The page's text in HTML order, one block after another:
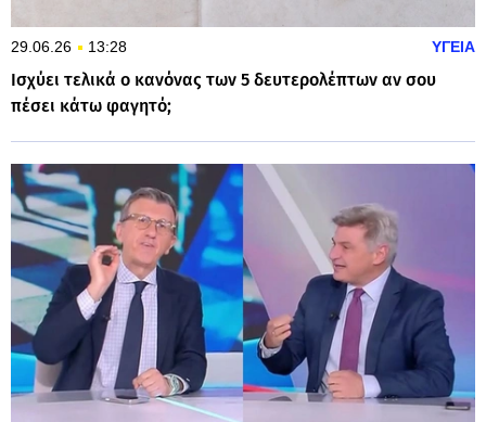
29.06.26 13:28 ΥΓΕΙΑ
Ισχύει τελικά ο κανόνας των 5 δευτερολέπτων αν σου
πέσει κάτω φαγητό;